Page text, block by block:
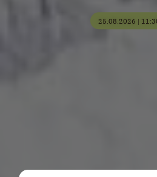
25.08.2026 |